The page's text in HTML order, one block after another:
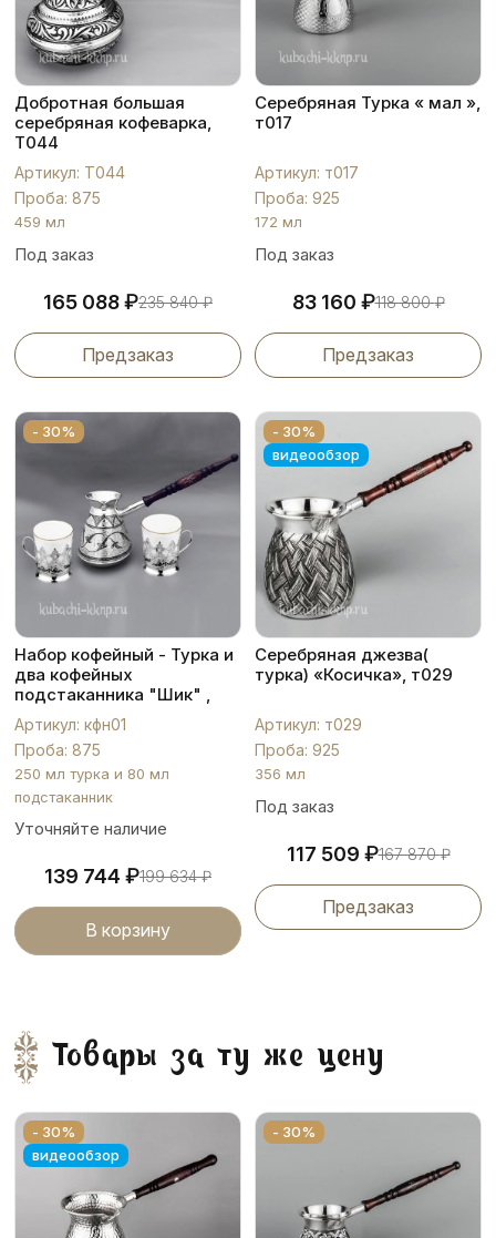
Добротная большая
серебряная кофеварка,
Т044
Артикул: Т044
Проба: 875
459 мл
Под заказ
165 088₽235 840₽
Предзаказ
Серебряная Турка « мал »,
т017
Артикул: т017
Проба: 925
172 мл
Под заказ
83 160 ₽118 800₽
Предзаказ
- 30%
Набор кофейный - Турка и
два кофейных
подстаканника "Шик" ,
кфн01
Артикул: кфн01
Проба: 875
250 мл турка и 80 мл
подстаканник
Уточняйте наличие
139 744 ₽199 634₽
В корзину
- 30%
видеообзор
Серебряная джезва(
турка) «Косичка», т029
Артикул: т029
Проба: 925
356 мл
Под заказ
117 509 ₽167 870₽
Предзаказ
Товары за ту же цену
- 30%
видеообзор
- 30%